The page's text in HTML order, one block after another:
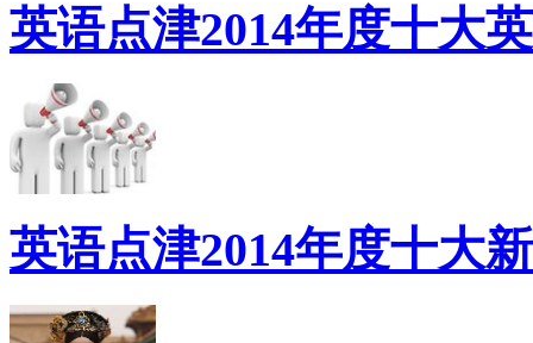
英语点津2014年度十大
英语点津2014年度十大